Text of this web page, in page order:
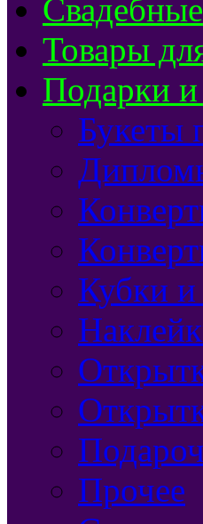
Товары
Подарки
Букеты
Кубки и
Прочее